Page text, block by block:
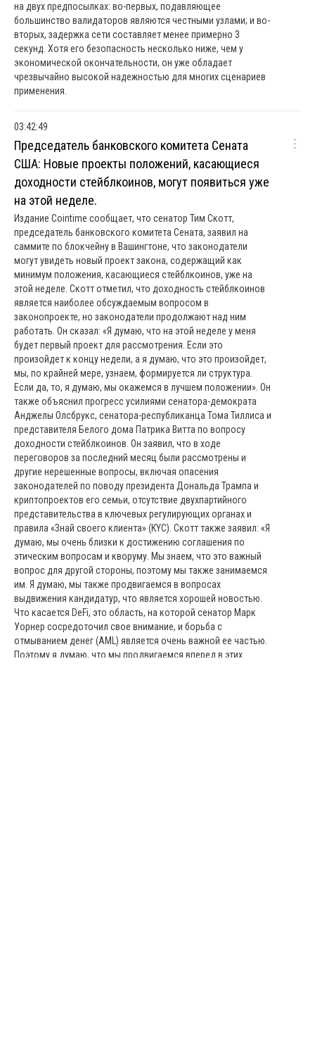
на двух предпосылках: во-первых, подавляющее
большинство валидаторов являются честными узлами; и во-
вторых, задержка сети составляет менее примерно 3
секунд. Хотя его безопасность несколько ниже, чем у
экономической окончательности, он уже обладает
чрезвычайно высокой надежностью для многих сценариев
применения.
03:42:49
Председатель банковского комитета Сената
США: Новые проекты положений, касающиеся
доходности стейблкоинов, могут появиться уже
на этой неделе.
Издание Cointime сообщает, что сенатор Тим Скотт,
председатель банковского комитета Сената, заявил на
саммите по блокчейну в Вашингтоне, что законодатели
могут увидеть новый проект закона, содержащий как
минимум положения, касающиеся стейблкоинов, уже на
этой неделе. Скотт отметил, что доходность стейблкоинов
является наиболее обсуждаемым вопросом в
законопроекте, но законодатели продолжают над ним
работать. Он сказал: «Я думаю, что на этой неделе у меня
будет первый проект для рассмотрения. Если это
произойдет к концу недели, а я думаю, что это произойдет,
мы, по крайней мере, узнаем, формируется ли структура.
Если да, то, я думаю, мы окажемся в лучшем положении». Он
также объяснил прогресс усилиями сенатора-демократа
Анджелы Олсбрукс, сенатора-республиканца Тома Тиллиса и
представителя Белого дома Патрика Витта по вопросу
доходности стейблкоинов. Он заявил, что в ходе
переговоров за последний месяц были рассмотрены и
другие нерешенные вопросы, включая опасения
законодателей по поводу президента Дональда Трампа и
криптопроектов его семьи, отсутствие двухпартийного
представительства в ключевых регулирующих органах и
правила «Знай своего клиента» (KYC). Скотт также заявил: «Я
думаю, мы очень близки к достижению соглашения по
этическим вопросам и кворуму. Мы знаем, что это важный
вопрос для другой стороны, поэтому мы также занимаемся
им. Я думаю, мы также продвигаемся в вопросах
выдвижения кандидатур, что является хорошей новостью.
Что касается DeFi, это область, на которой сенатор Марк
Уорнер сосредоточил свое внимание, и борьба с
отмыванием денег (AML) является очень важной ее частью.
Поэтому я думаю, что мы продвигаемся вперед в этих